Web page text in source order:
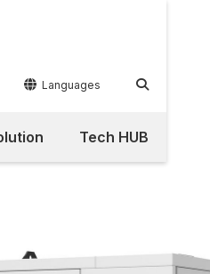
 Languages 
Tech HUB